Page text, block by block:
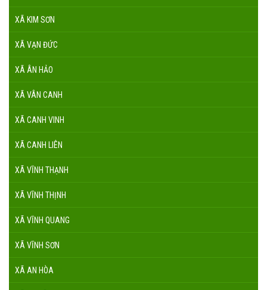
XÃ KIM SƠN
XÃ VẠN ĐỨC
XÃ ÂN HẢO
XÃ VÂN CANH
XÃ CANH VINH
XÃ CANH LIÊN
XÃ VĨNH THẠNH
XÃ VĨNH THỊNH
XÃ VĨNH QUANG
XÃ VĨNH SƠN
XÃ AN HÒA